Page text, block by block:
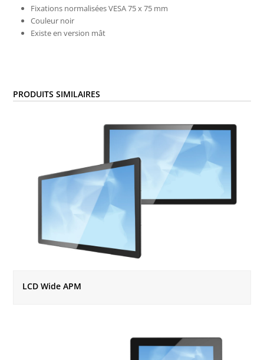
Fixations normalisées VESA 75 x 75 mm
Couleur noir
Existe en version mât
PRODUITS SIMILAIRES
LCD Wide APM